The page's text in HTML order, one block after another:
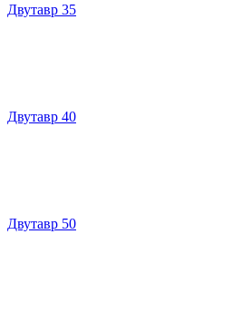
Двутавр 35
Двутавр 40
Двутавр 50